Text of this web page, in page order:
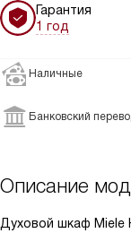
Гарантия
1 год
Наличные
Банковский
Описание
Духовой шкаф Miele